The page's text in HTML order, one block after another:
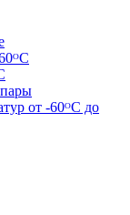
от -60ᴼC до